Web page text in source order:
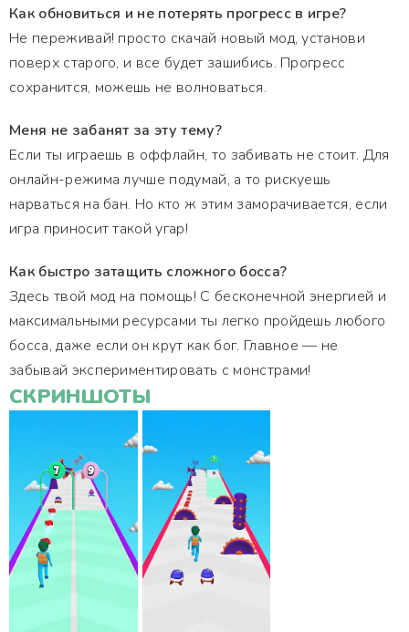
Как обновиться и не потерять прогресс в игре?
Не переживай! просто скачай новый мод, установи
поверх старого, и все будет зашибись. Прогресс
сохранится, можешь не волноваться.
Меня не забанят за эту тему?
Если ты играешь в оффлайн, то забивать не стоит. Для
онлайн-режима лучше подумай, а то рискуешь
нарваться на бан. Но кто ж этим заморачивается, если
игра приносит такой угар!
Как быстро затащить сложного босса?
Здесь твой мод на помощь! С бесконечной энергией и
максимальными ресурсами ты легко пройдешь любого
босса, даже если он крут как бог. Главное — не
забывай экспериментировать с монстрами!
СКРИНШОТЫ